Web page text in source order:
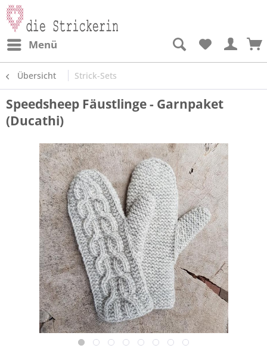
Menü
Übersicht Strick-Sets
Speedsheep Fäustlinge - Garnpaket
(Ducathi)